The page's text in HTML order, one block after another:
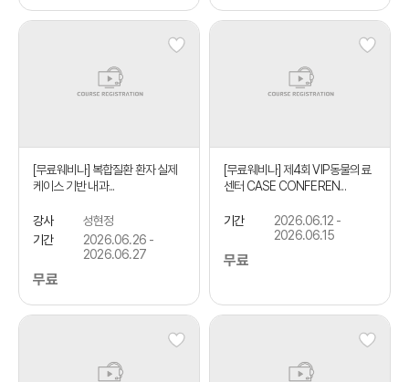
[무료웨비나] 복합질환 환자 실제
케이스 기반 내과...
강사
성현정
기간
2026.06.26 -
2026.06.27
무료
[무료웨비나] 제4회 VIP동물의료
센터 CASE CONFEREN...
기간
2026.06.12 -
2026.06.15
무료